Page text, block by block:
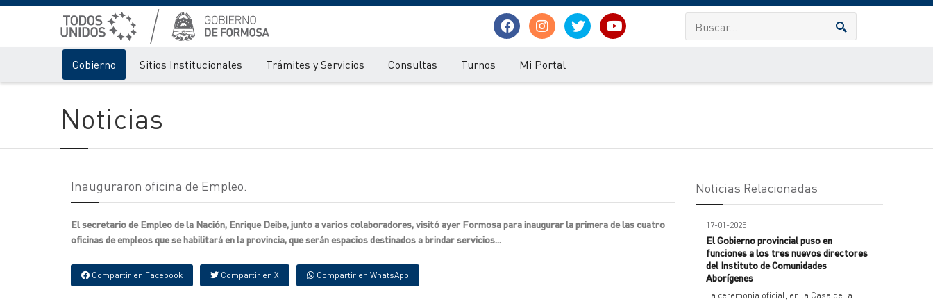
Gobierno Sitios Institucionales Trámites y Servicios Consultas Turnos Mi Portal
Noticias
Inauguraron oficina de Empleo.
El secretario de Empleo de la Nación, Enrique Deibe, junto a varios colaboradores, visitó ayer Formosa para inaugurar la primera de las cuatro
oficinas de empleos que se habilitará en la provincia, que serán espacios destinados a brindar servicios...
Compartir en Facebook Compartir en X Compartir en WhatsApp
Noticias Relacionadas
17-01-2025
El Gobierno provincial puso en
funciones a los tres nuevos directores
del Instituto de Comunidades
Aborígenes
La ceremonia oficial, en la Casa de la